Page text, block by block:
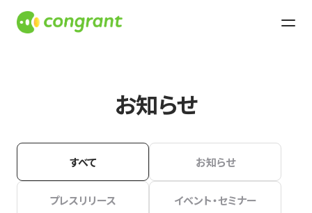
お知らせ
すべて お知らせ
プレスリリース イベント・セミナー